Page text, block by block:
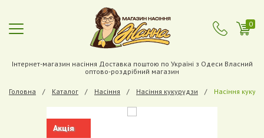
0
Інтернет-магазин насіння Доставка поштою по Україні з Одеси Власний
оптово-роздрібний магазин
Головна Каталог Насіння Насіння кукурудзи Насіння
Акція